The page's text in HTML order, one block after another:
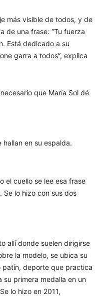
más visible de todos, y de
de una frase: “Tu fuerza
Está dedicado a su
garra a todos”, explica
que María Sol dé
en su espalda.
el cuello se lee esa frase
Se lo hizo con sus dos
allí donde suelen dirigirse
la modelo, se ubica su
patín, deporte que practica
su primera medalla en un
lo hizo en 2011,